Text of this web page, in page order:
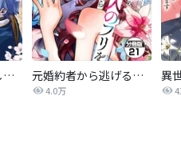
転生したら平民でした。～生活水準に耐えられないので貴族を目指します～（コミック） 元婚約者から逃げるため吸血伯爵に恋人のフリをお願いしたら、なぜか溺愛モードになりました 分冊版
4.0万